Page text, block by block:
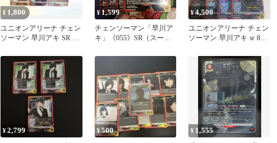
¥ 1,800
ユニオンアリーナ チェン
ソーマン 早川アキ SR 天
¥1,599
チェンソーマン「早川ア
キ」《055》SR（スーパ
¥4,500
ユニオンアリーナ チェン
ソーマン 早川アキ sr 8枚
¥2,799 ¥500 ¥ 1,555